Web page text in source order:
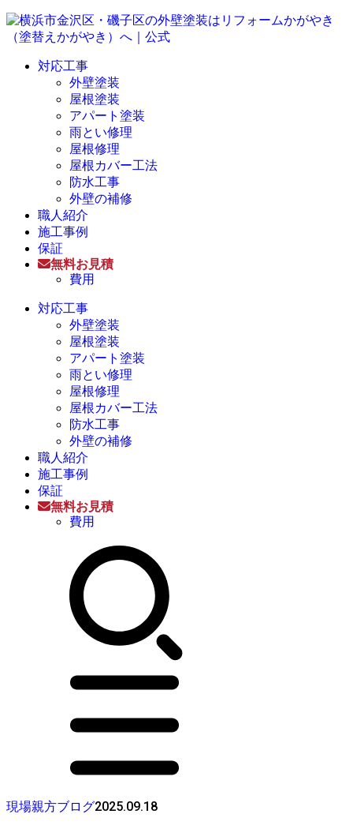
対応工事
外壁塗装
屋根塗装
アパート塗装
雨とい修理
屋根修理
屋根カバー工法
防水工事
外壁の補修
職人紹介
施工事例
保証
無料お見積
費用
対応工事
外壁塗装
屋根塗装
アパート塗装
雨とい修理
屋根修理
屋根カバー工法
防水工事
外壁の補修
職人紹介
施工事例
保証
無料お見積
費用
現場親方ブログ2025.09.18